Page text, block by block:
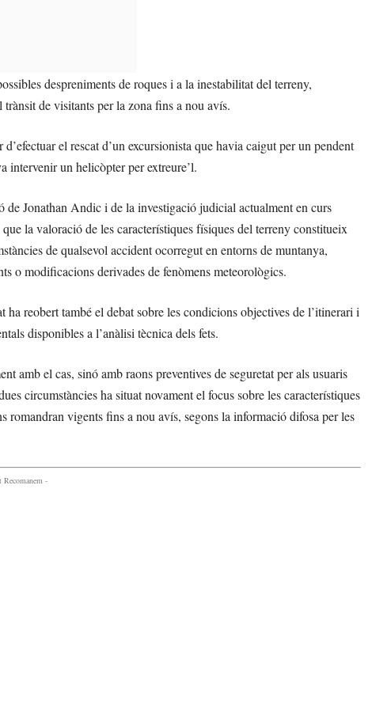
despreniments de roques i a la inestabilitat del terreny,
de visitants per la zona fins a nou avís.
el rescat d’un excursionista que havia caigut per un pendent
intervenir un helicòpter per extreure’l.
de Jonathan Andic i de la investigació judicial actualment en curs
la valoració de les característiques físiques del terreny constitueix
de qualsevol accident ocorregut en entorns de muntanya,
o modificacions derivades de fenòmens meteorològics.
ha reobert també el debat sobre les condicions objectives de l’itinerari i
disponibles a l’anàlisi tècnica dels fets.
amb el cas, sinó amb raons preventives de seguretat per als usuaris
circumstàncies ha situat novament el focus sobre les característiques
romandran vigents fins a nou avís, segons la informació difosa per les
Recomanem -